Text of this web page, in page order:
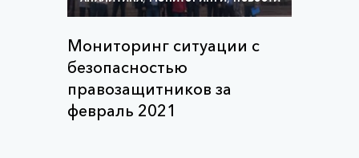
Мониторинг ситуации с
безопасностью
правозащитников за
февраль 2021